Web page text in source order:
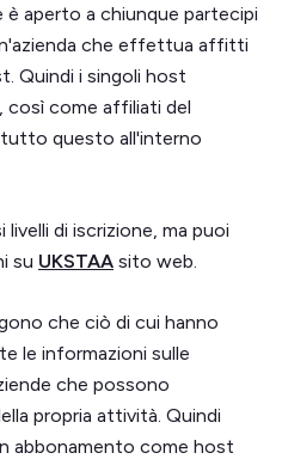
aperto a chiunque partecipi
che effettua affitti
Quindi i singoli host
così come affiliati del
questo all'interno
di iscrizione, ma puoi
su UKSTAA sito web.
che ciò di cui hanno
le informazioni sulle
che possono
propria attività. Quindi
abbonamento come host